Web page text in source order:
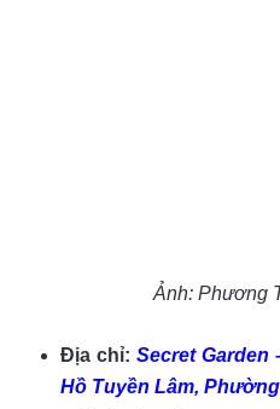
Ảnh: Phương
Địa chỉ: Secret Garden
Hồ Tuyền Lâm,